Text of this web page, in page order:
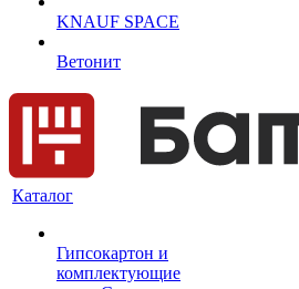
KNAUF SPACE
Ветонит
Каталог
Гипсокартон и
комплектующие